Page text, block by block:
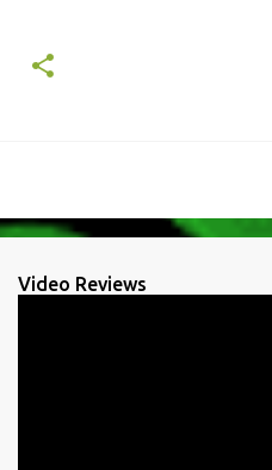
Video Reviews